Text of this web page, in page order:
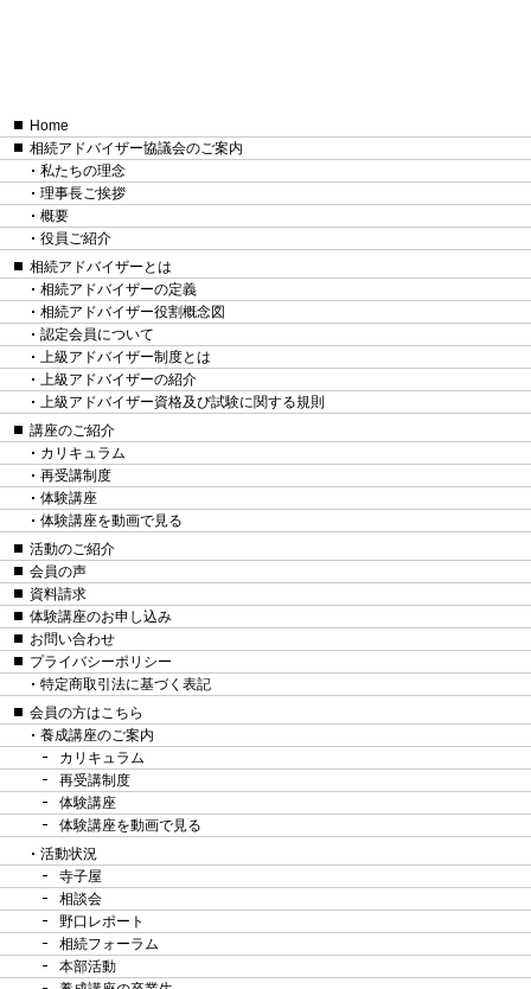
Home
相続アドバイザー協議会のご案内
私たちの理念
理事長ご挨拶
概要
役員ご紹介
相続アドバイザーとは
相続アドバイザーの定義
相続アドバイザー役割概念図
認定会員について
上級アドバイザー制度とは
上級アドバイザーの紹介
上級アドバイザー資格及び試験に関する規則
講座のご紹介
カリキュラム
再受講制度
体験講座
体験講座を動画で見る
活動のご紹介
会員の声
資料請求
体験講座のお申し込み
お問い合わせ
プライバシーポリシー
特定商取引法に基づく表記
会員の方はこちら
養成講座のご案内
カリキュラム
再受講制度
体験講座
体験講座を動画で見る
活動状況
寺子屋
相談会
野口レポート
相続フォーラム
本部活動